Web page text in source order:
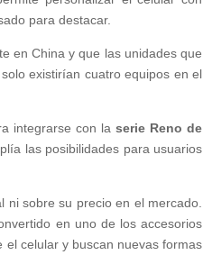
para destacar.
en China y que las unidades que
existirían cuatro equipos en el
integrarse con laserie Reno de
las posibilidades para usuarios
ni sobre su precio en el mercado.
en uno de los accesorios
celular y buscan nuevas formas